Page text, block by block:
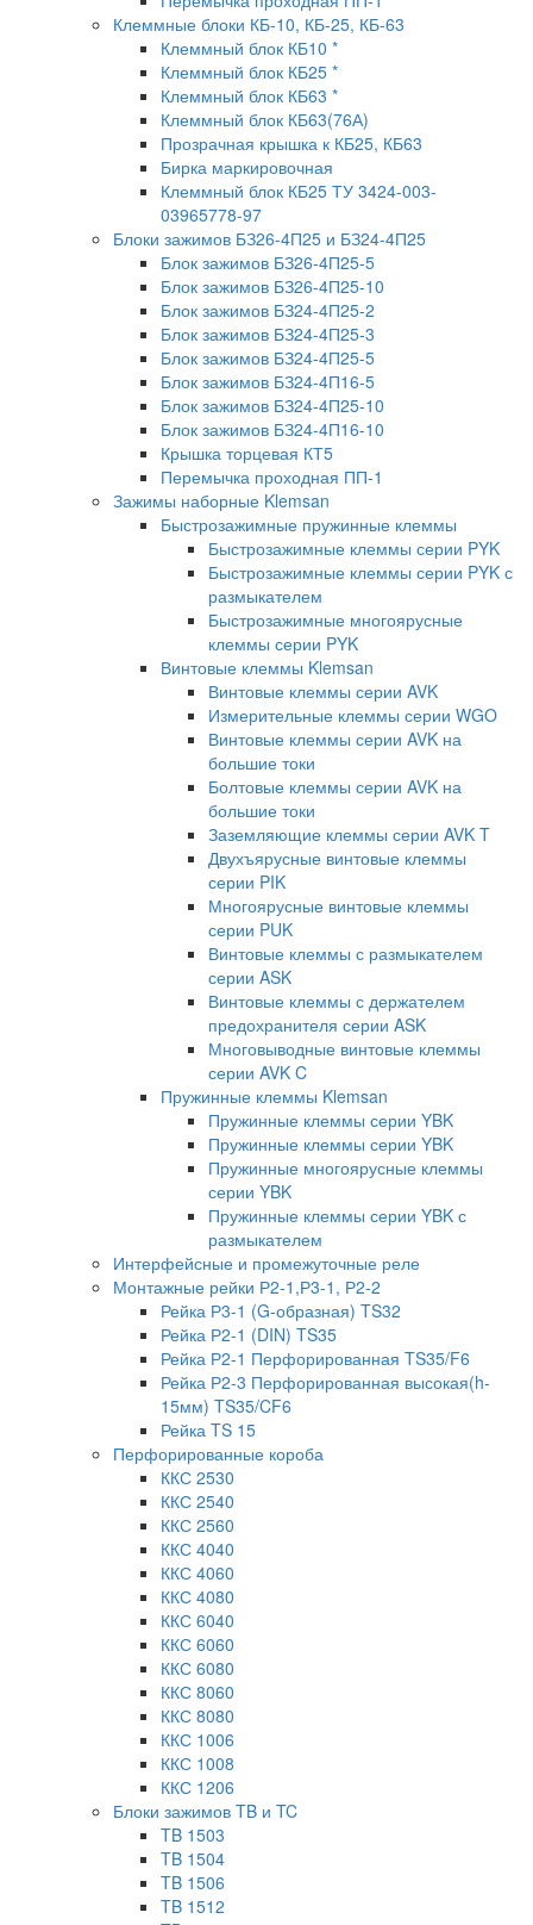
Клеммные блоки КБ-10, КБ-25, КБ-63
Клеммный блок КБ10 *
Клеммный блок КБ25 *
Клеммный блок КБ63 *
Клеммный блок КБ63(76А)
Прозрачная крышка к КБ25, КБ63
Бирка маркировочная
Клеммный блок КБ25 ТУ 3424-003-
03965778-97
Блоки зажимов БЗ26-4П25 и БЗ24-4П25
Блок зажимов БЗ26-4П25-5
Блок зажимов БЗ26-4П25-10
Блок зажимов БЗ24-4П25-2
Блок зажимов БЗ24-4П25-3
Блок зажимов БЗ24-4П25-5
Блок зажимов БЗ24-4П16-5
Блок зажимов БЗ24-4П25-10
Блок зажимов БЗ24-4П16-10
Крышка торцевая КТ5
Перемычка проходная ПП-1
Зажимы наборные Klemsan
Быстрозажимные пружинные клеммы
Быстрозажимные клеммы серии PYK
Быстрозажимные клеммы серии PYK с
размыкателем
Быстрозажимные многоярусные
клеммы серии PYK
Винтовые клеммы Klemsan
Винтовые клеммы серии AVK
Измерительные клеммы серии WGO
Винтовые клеммы серии AVK на
большие токи
Болтовые клеммы серии AVK на
большие токи
Заземляющие клеммы серии AVK T
Двухъярусные винтовые клеммы
серии PIK
Многоярусные винтовые клеммы
серии PUK
Винтовые клеммы с размыкателем
серии ASK
Винтовые клеммы с держателем
предохранителя серии ASK
Многовыводные винтовые клеммы
серии AVK C
Пружинные клеммы Klemsan
Пружинные клеммы серии YBK
Пружинные клеммы серии YBK
Пружинные многоярусные клеммы
серии YBK
Пружинные клеммы серии YBK с
размыкателем
Интерфейсные и промежуточные реле
Монтажные рейки Р2-1,Р3-1, Р2-2
Рейка Р3-1 (G-образная) TS32
Рейка Р2-1 (DIN) TS35
Рейка Р2-1 Перфорированная TS35/F6
Рейка Р2-3 Перфорированная высокая(h-
15мм) TS35/CF6
Рейка TS 15
Перфорированные короба
ККС 2530
ККС 2540
ККС 2560
ККС 4040
ККС 4060
ККС 4080
ККС 6040
ККС 6060
ККС 6080
ККС 8060
ККС 8080
ККС 1006
ККС 1008
ККС 1206
Блоки зажимов TB и TC
TB 1503
TB 1504
TB 1506
TB 1512